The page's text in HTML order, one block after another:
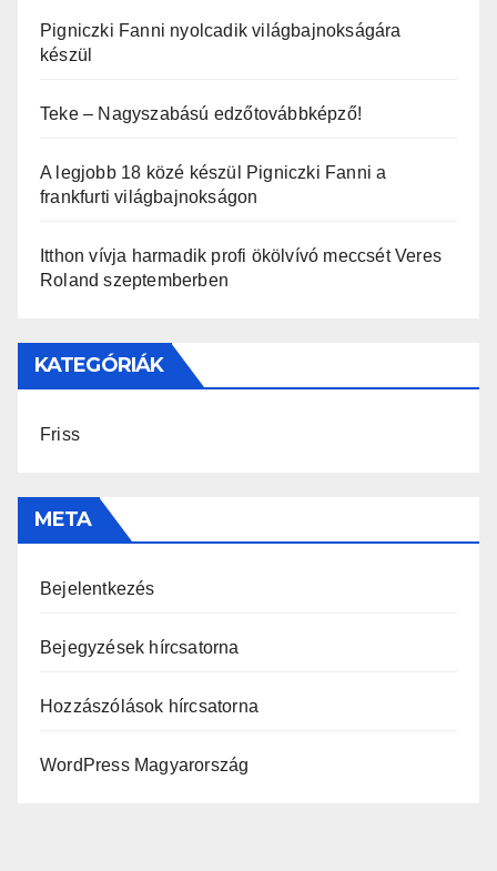
Pigniczki Fanni nyolcadik világbajnokságára
készül
Teke – Nagyszabású edzőtovábbképző!
A legjobb 18 közé készül Pigniczki Fanni a
frankfurti világbajnokságon
Itthon vívja harmadik profi ökölvívó meccsét Veres
Roland szeptemberben
KATEGÓRIÁK
Friss
META
Bejelentkezés
Bejegyzések hírcsatorna
Hozzászólások hírcsatorna
WordPress Magyarország